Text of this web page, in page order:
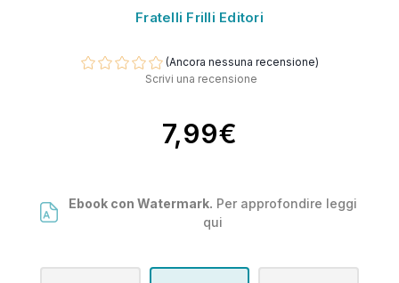
Fratelli Frilli Editori
(Ancora nessuna recensione)
Scrivi una recensione
7,99€
Ebook con Watermark. Per approfondire leggi
qui